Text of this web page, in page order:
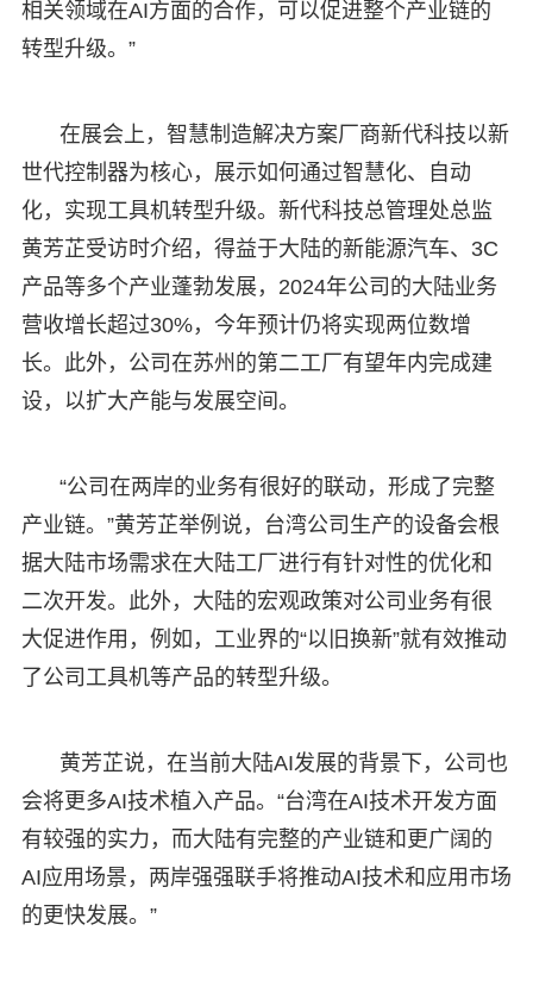
相关领域在AI方面的合作，可以促进整个产业链的
转型升级。”
在展会上，智慧制造解决方案厂商新代科技以新
世代控制器为核心，展示如何通过智慧化、自动
化，实现工具机转型升级。新代科技总管理处总监
黄芳芷受访时介绍，得益于大陆的新能源汽车、3C
产品等多个产业蓬勃发展，2024年公司的大陆业务
营收增长超过30%，今年预计仍将实现两位数增
长。此外，公司在苏州的第二工厂有望年内完成建
设，以扩大产能与发展空间。
“公司在两岸的业务有很好的联动，形成了完整
产业链。”黄芳芷举例说，台湾公司生产的设备会根
据大陆市场需求在大陆工厂进行有针对性的优化和
二次开发。此外，大陆的宏观政策对公司业务有很
大促进作用，例如，工业界的“以旧换新”就有效推动
了公司工具机等产品的转型升级。
黄芳芷说，在当前大陆AI发展的背景下，公司也
会将更多AI技术植入产品。“台湾在AI技术开发方面
有较强的实力，而大陆有完整的产业链和更广阔的
AI应用场景，两岸强强联手将推动AI技术和应用市场
的更快发展。”